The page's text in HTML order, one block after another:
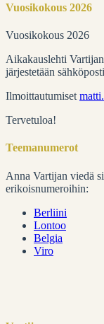
Vuosikokous 2026
Vuosikokous 2026
Aikakauslehti
järjestetään
Ilmoittautumiset
Tervetuloa!
Teemanumerot
Anna Vartijan viedä
erikoisnumeroihin:
Berliini
Lontoo
Belgia
Viro